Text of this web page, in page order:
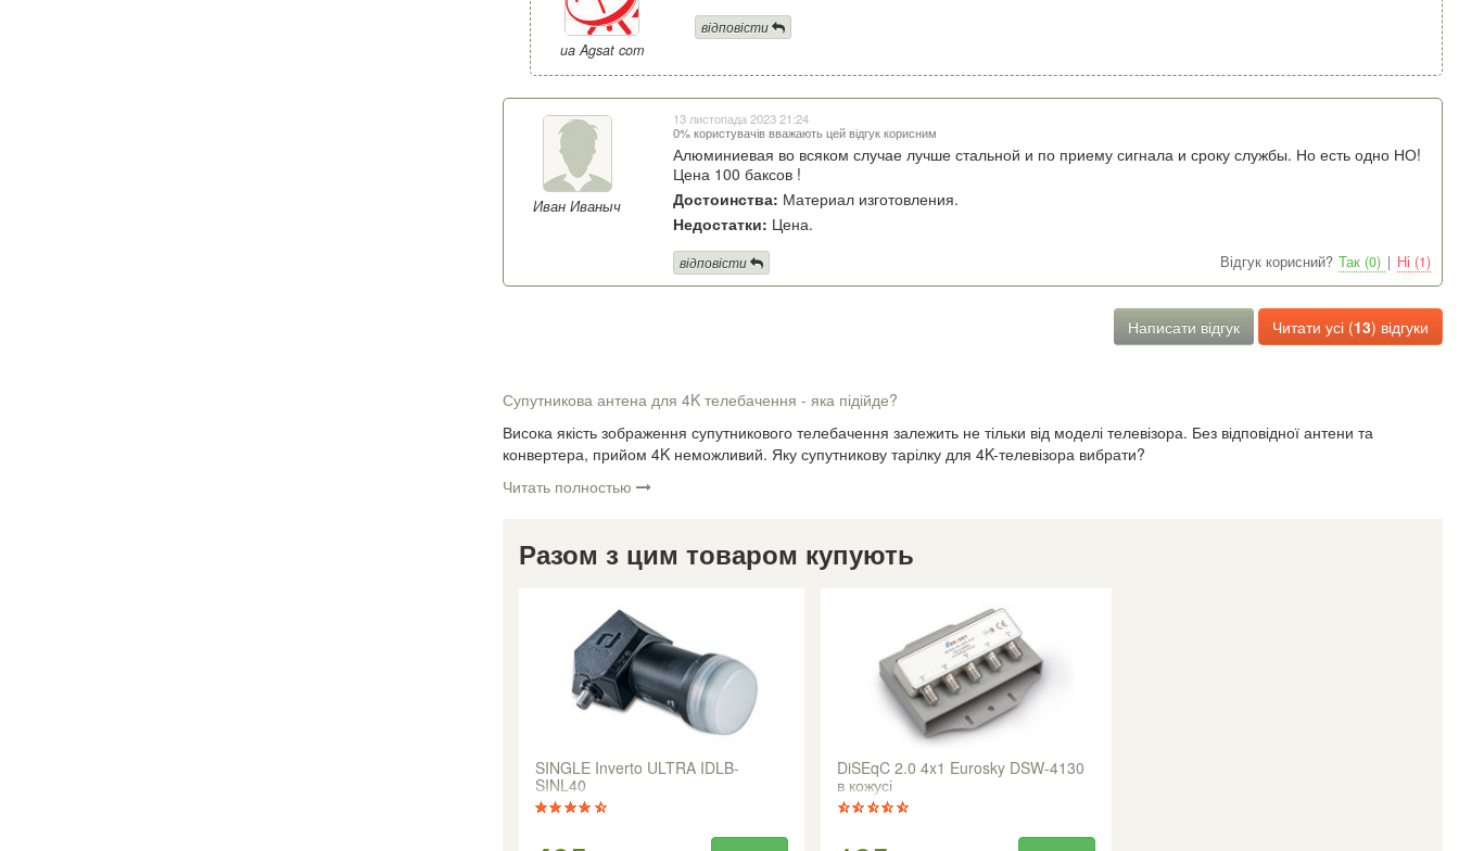
ua Agsat com
відповісти
Иван Иваныч
13 листопада 2023 21:24
0% користувачів вважають цей відгук корисним
Алюминиевая во всяком случае лучше стальной и по приему сигнала и сроку службы. Но есть одно НО!
Цена 100 баксов !
Достоинства: Материал изготовления.
Недостатки: Цена.
Відгук корисний? Так (0) | Ні (1)
відповісти
Написати відгук Читати усі (13) відгуки
Супутникова антена для 4K телебачення - яка підійде?
Висока якість зображення супутникового телебачення залежить не тільки від моделі телевізора. Без відповідної антени та
конвертера, прийом 4K неможливий. Яку супутникову тарілку для 4K-телевізора вибрати?
Читать полностью
Разом з цим товаром купують
SINGLE Inverto ULTRA IDLB-
SINL40
DiSEqC 2.0 4x1 Eurosky DSW-4130
в кожусі